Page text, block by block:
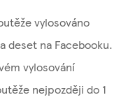
vylosováno
deset na Facebooku.
vylosování
nejpozději do 1